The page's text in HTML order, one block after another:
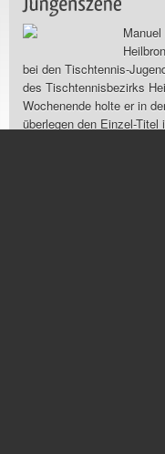
bei den Tischtennis-
des Tischtennisbezirks
Wochenende holte er in
überlegen den Einzel-Titel